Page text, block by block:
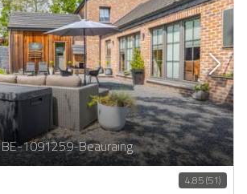
BE-1091259-Beauraing
4,85 (51)